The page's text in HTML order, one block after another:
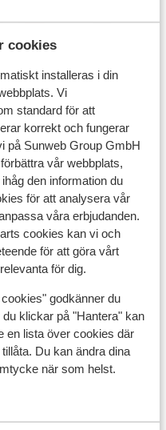
cookies
installeras i din
Vi
standard för att
korrekt och fungerar
på Sunweb Group GmbH
vår webbplats,
den information du
för att analysera vår
våra erbjudanden.
cookies kan vi och
för att göra vårt
för dig.
godkänner du
klickar på "Hantera" kan
en lista över cookies där
Du kan ändra dina
när som helst.
är ca 100 km